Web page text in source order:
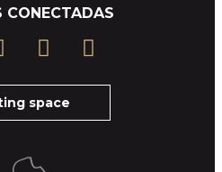
CONECTADAS
space